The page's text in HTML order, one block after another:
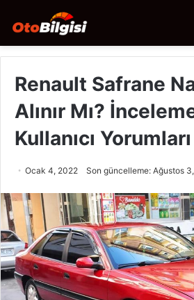
Renault Safrane
Alınır Mı?
Kullanıcı Yorumları
Ocak 4, 2022 Son güncelleme: Ağustos